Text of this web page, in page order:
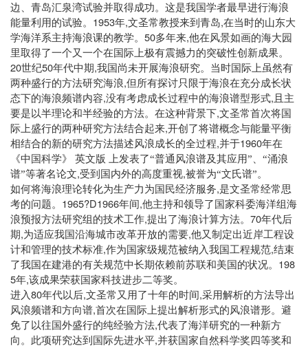
边、青岛汇泉湾试验并取得成功。这是我国学者最早进行海浪
能量利用的试验。 1953年,文圣常教授来到青岛,在当时的山东大
学海洋系主持海浪课的教学。 50多年来,他在风景如画的海大园
里取得了一个又一个在国际上极有震撼力的突破性创新成果。
20世纪50年代中期,我国尚未开展海浪研究。当时国际上虽然有
两种盛行的方法研究海浪,但所有探讨只限于海浪在充分成长状
态下的海浪频谱内容,没有考虑成长过程中的海浪谱型形式, 且主
要是以半理论和半经验的方法。在这种背景下,文圣常首次将国
际上盛行的两种研究方法结合起来,开创了将谱概念与能量平衡
相结合的新的研究方法描述风浪成长的全过程,并于1960年在
《中国科学》
英文版 上发表了“普通风浪谱及其应用”、“涌浪
谱”等著名论文,受到国内外的高度重视,被誉为“文氏谱”。
如何将海浪理论转化为生产力为国民经济服务,是文圣常经常思
考的问题。 1965?D1966年间,他主持和领导了国家科委海洋组海
浪预报方法研究组的技术工作,提出了海浪计算方法。 70年代后
期,为适应我国沿海城市改革开放的需要,他又制定出近岸工程设
计和管理的技术标准,作为国家级规范被纳入我国工程规范,结束
了我国在建港的有关规范中长期依赖前苏联和美国的状况。 198
5年,该成果荣获国家科技进步二等奖。
进入80年代以后,文圣常又用了十年的时间,采用解析的方法导出
风浪频谱和方向谱,首次在国际上提出解析形式的风浪谱形。避
免了以往国外盛行的纯经验方法,代表了海洋研究的一种新方
向。此项研究达到国际先进水平,并获国家自然科学奖四等奖和